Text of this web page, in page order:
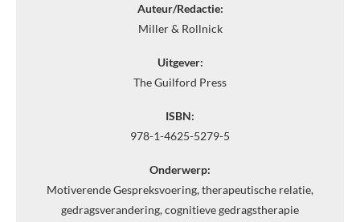
Auteur/Redactie:
Miller & Rollnick
Uitgever:
The Guilford Press
ISBN:
978-1-4625-5279-5
Onderwerp:
Motiverende Gespreksvoering, therapeutische relatie,
gedragsverandering, cognitieve gedragstherapie